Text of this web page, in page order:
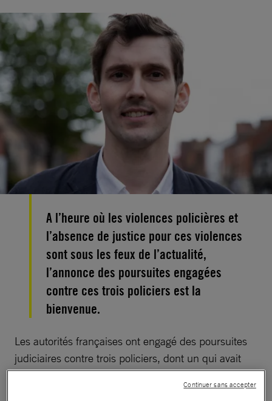
A l’heure où les violences policières et
l’absence de justice pour ces violences
sont sous les feux de l’actualité,
l’annonce des poursuites engagées
contre ces trois policiers est la
bienvenue.
Les autorités françaises ont engagé des poursuites
judiciaires contre trois policiers, dont un qui avait
agressé Tom Ciotkowski, défenseur britannique des
droits des migrants. Pour avoir filmé un policier
Continuer sans accepter